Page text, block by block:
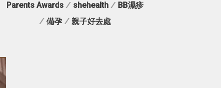
Parents Awards / shehealth / BB濕疹
/ 備孕 / 親子好去處